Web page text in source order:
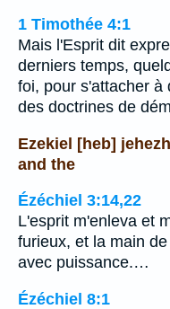
1 Timothée 4:1
Mais l'Esprit dit
derniers temps,
foi, pour s'attacher à
des doctrines de
Ezekiel [heb]
and the
Ézéchiel 3:14,22
L'esprit m'enleva et
furieux, et la main
avec puissance.…
Ézéchiel 8:1